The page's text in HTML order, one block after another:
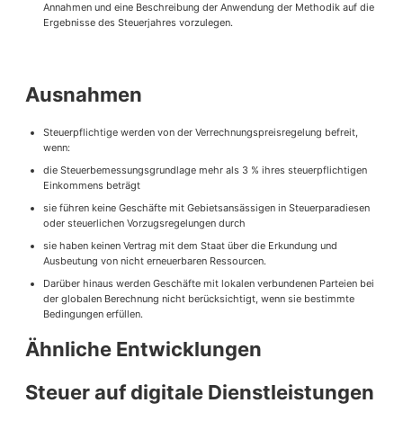
Annahmen und eine Beschreibung der Anwendung der Methodik auf die
Ergebnisse des Steuerjahres vorzulegen.
Ausnahmen
Steuerpflichtige werden von der Verrechnungspreisregelung befreit,
wenn:
die Steuerbemessungsgrundlage mehr als 3 % ihres steuerpflichtigen
Einkommens beträgt
sie führen keine Geschäfte mit Gebietsansässigen in Steuerparadiesen
oder steuerlichen Vorzugsregelungen durch
sie haben keinen Vertrag mit dem Staat über die Erkundung und
Ausbeutung von nicht erneuerbaren Ressourcen.
Darüber hinaus werden Geschäfte mit lokalen verbundenen Parteien bei
der globalen Berechnung nicht berücksichtigt, wenn sie bestimmte
Bedingungen erfüllen.
Ähnliche Entwicklungen
Steuer auf digitale Dienstleistungen